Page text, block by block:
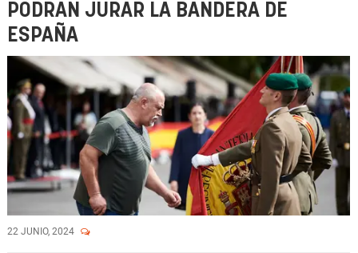
PODRÁN JURAR LA BANDERA DE
ESPAÑA
22 JUNIO, 2024